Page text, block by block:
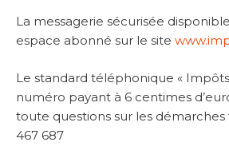
La messagerie sécurisée
espace abonné sur le site
Le standard téléphonique « Impôts
numéro payant à 6 centimes
toute questions sur les démarches
467 687